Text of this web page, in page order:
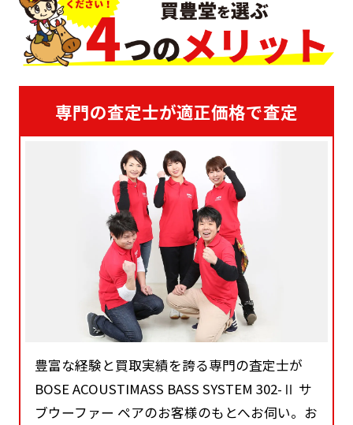
専門の査定士が適正価格で査定
豊富な経験と買取実績を誇る専門の査定士が
BOSE ACOUSTIMASS BASS SYSTEM 302-Ⅱ サ
ブウーファー ペアのお客様のもとへお伺い。お